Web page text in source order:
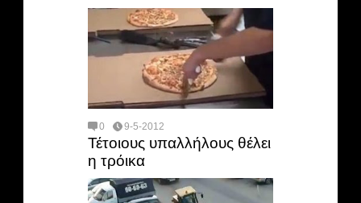
0 9-5-2012
Τέτοιους υπαλλήλους θέλει
η τρόικα